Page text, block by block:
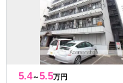
5.4～5.5万円